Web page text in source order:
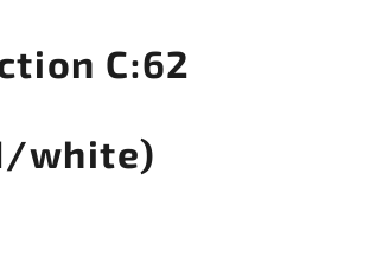
C:62
white)